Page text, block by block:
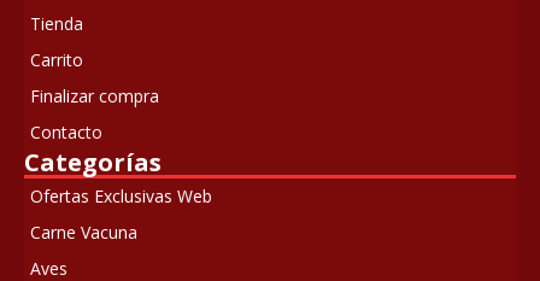
Tienda
Carrito
Finalizar compra
Contacto
Categorías
Ofertas Exclusivas Web
Carne Vacuna
Aves